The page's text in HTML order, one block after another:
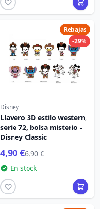
Rebajas
-29%
Disney
Llavero 3D estilo western,
serie 72, bolsa misterio -
Disney Classic
4,90 €6,90 €
En stock